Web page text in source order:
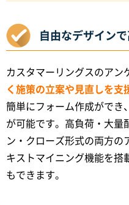
自由なデザイン
カスタマーリングスのアン
く施策の立案や見直しを支
簡単にフォーム作成ができ
が可能です。高負荷・大
ン・クローズ形式の両方
キストマイニング機能を
もできます。